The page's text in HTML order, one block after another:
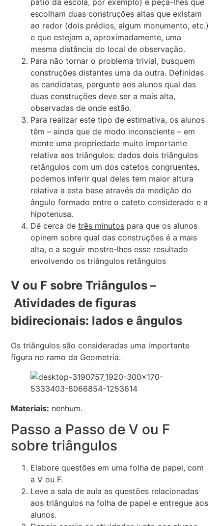
pátio da escola, por exemplo) e peça-lhes que
escolham duas construções altas que existam
ao redor (dois prédios, algum monumento, etc.)
e que estejam a, aproximadamente, uma
mesma distância do local de observação.
Para não tornar o problema trivial, busquem
construções distantes uma da outra. Definidas
as candidatas, pergunte aos alunos qual das
duas construções deve ser a mais alta,
observadas de onde estão.
Para realizar este tipo de estimativa, os alunos
têm – ainda que de modo inconsciente – em
mente uma propriedade muito importante
relativa aos triângulos: dados dois triângulos
retângulos com um dos catetos congruentes,
podemos inferir qual deles tem maior altura
relativa a esta base através da medição do
ângulo formado entre o cateto considerado e a
hipotenusa.
Dê cerca detrês minutos para que os alunos
opinem sobre qual das construções é a mais
alta, e a seguir mostre-lhes esse resultado
envolvendo os triângulos retângulos
V ou F sobre Triângulos –
Atividades de figuras
bidirecionais: lados e ângulos
Os triângulos são consideradas uma importante
figura no ramo da Geometria.
Materiais: nenhum.
Passo a Passo de V ou F
sobre triângulos
Elabore questões em uma folha de papel, com
a V ou F.
Leve a sala de aula as questões relacionadas
aos triângulos na folha de papel e entregue aos
alunos.